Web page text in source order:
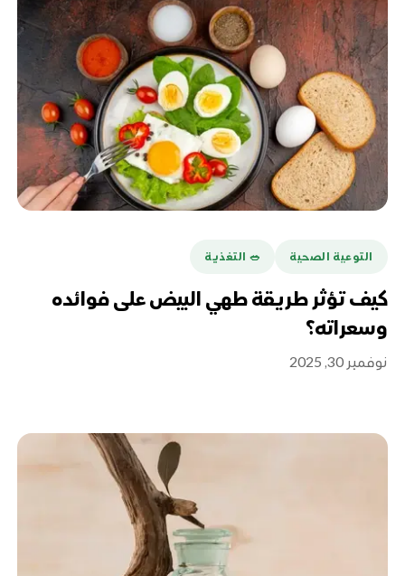
التوعية الصحية 🥗 التغذية
كيف تؤثر طريقة طهي البيض على فوائده
وسعراته؟
نوفمبر 30, 2025